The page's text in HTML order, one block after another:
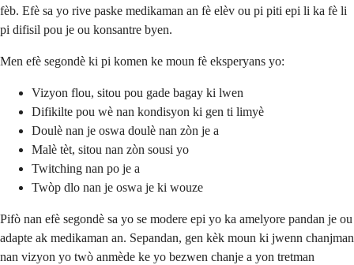
fèb. Efè sa yo rive paske medikaman an fè elèv ou pi piti epi li ka fè li
pi difisil pou je ou konsantre byen.
Men efè segondè ki pi komen ke moun fè eksperyans yo:
Vizyon flou, sitou pou gade bagay ki lwen
Difikilte pou wè nan kondisyon ki gen ti limyè
Doulè nan je oswa doulè nan zòn je a
Malè tèt, sitou nan zòn sousi yo
Twitching nan po je a
Twòp dlo nan je oswa je ki wouze
Pifò nan efè segondè sa yo se modere epi yo ka amelyore pandan je ou
adapte ak medikaman an. Sepandan, gen kèk moun ki jwenn chanjman
nan vizyon yo twò anmède ke yo bezwen chanje a yon tretman